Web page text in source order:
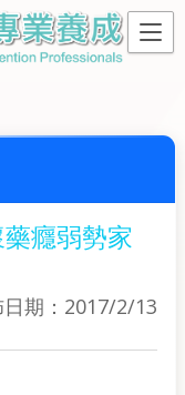
癮弱勢家
期：2017/2/13